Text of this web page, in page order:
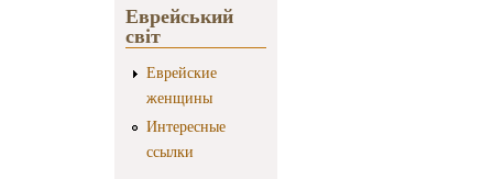
Еврейський
світ
Еврейские
женщины
Интересные
ссылки